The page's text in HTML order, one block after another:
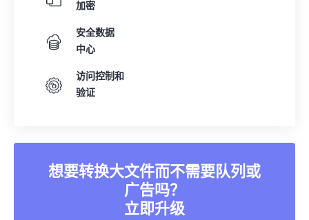
加密
安全数据
中心
访问控制和
验证
想要转换大文件而不需要队列或
广告吗？
立即升级